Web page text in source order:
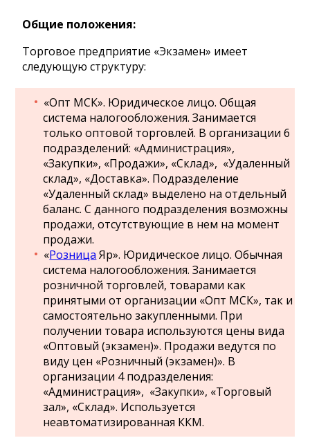
Общие положения:
Торговое предприятие «Экзамен» имеет
следующую структуру:
«Опт МСК». Юридическое лицо. Общая
система налогообложения. Занимается
только оптовой торговлей. В организации 6
подразделений: «Администрация»,
«Закупки», «Продажи», «Склад», «Удаленный
склад», «Доставка». Подразделение
«Удаленный склад» выделено на отдельный
баланс. С данного подразделения возможны
продажи, отсутствующие в нем на момент
продажи.
«Розница Яр». Юридическое лицо. Обычная
система налогообложения. Занимается
розничной торговлей, товарами как
принятыми от организации «Опт МСК», так и
самостоятельно закупленными. При
получении товара используются цены вида
«Оптовый (экзамен)». Продажи ведутся по
виду цен «Розничный (экзамен)». В
организации 4 подразделения:
«Администрация», «Закупки», «Торговый
зал», «Склад». Используется
неавтоматизированная ККМ.